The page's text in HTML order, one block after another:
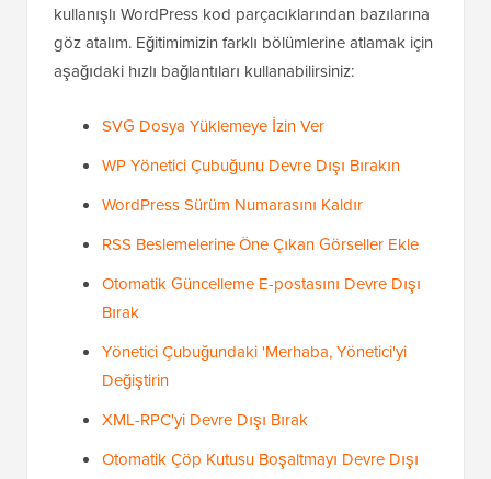
kullanışlı WordPress kod parçacıklarından bazılarına
göz atalım. Eğitimimizin farklı bölümlerine atlamak için
aşağıdaki hızlı bağlantıları kullanabilirsiniz:
SVG Dosya Yüklemeye İzin Ver
WP Yönetici Çubuğunu Devre Dışı Bırakın
WordPress Sürüm Numarasını Kaldır
RSS Beslemelerine Öne Çıkan Görseller Ekle
Otomatik Güncelleme E-postasını Devre Dışı
Bırak
Yönetici Çubuğundaki 'Merhaba, Yönetici'yi
Değiştirin
XML-RPC'yi Devre Dışı Bırak
Otomatik Çöp Kutusu Boşaltmayı Devre Dışı